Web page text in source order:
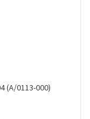
(A/0113-000)